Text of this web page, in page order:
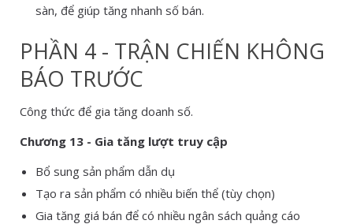
sàn, để giúp tăng nhanh số bán.
PHẦN 4 - TRẬN CHIẾN KHÔNG
BÁO TRƯỚC
Công thức để gia tăng doanh số.
Chương 13 - Gia tăng lượt truy cập
Bổ sung sản phẩm dẫn dụ
Tạo ra sản phẩm có nhiều biến thể (tùy chọn)
Gia tăng giá bán để có nhiều ngân sách quảng cáo